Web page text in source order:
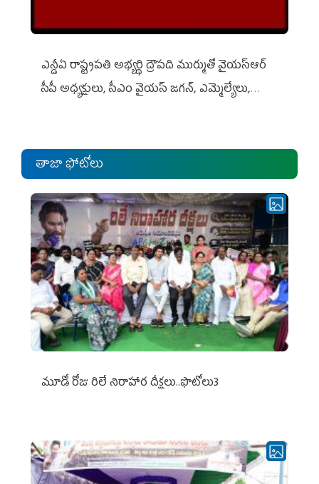
ఎన్డీఏ రాష్ట్ర‌ప‌తి అభ్య‌ర్థి ద్రౌప‌ది ముర్ముతో వైయ‌స్ఆర్
సీపీ అధ్య‌క్షులు, సీఎం వైయ‌స్ జ‌గ‌న్, ఎమ్మెల్యేలు,
తాజా ఫోటోలు
మూడో రోజు రిలే నిరాహార దీక్షలు..ఫొటోలు3